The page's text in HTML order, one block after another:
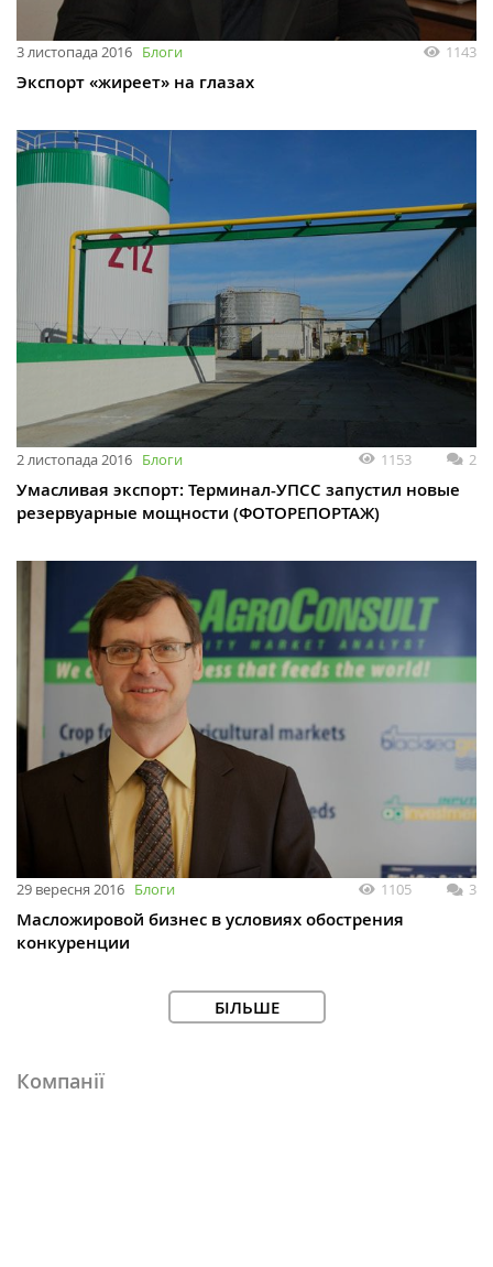
3 листопада 2016 Блоги 1143
Экспорт «жиреет» на глазах
2 листопада 2016 Блоги 1153 2
Умасливая экспорт: Терминал-УПСС запустил новые
резервуарные мощности (ФОТОРЕПОРТАЖ)
29 вересня 2016 Блоги 1105 3
Масложировой бизнес в условиях обострения
конкуренции
БІЛЬШЕ
Компанії